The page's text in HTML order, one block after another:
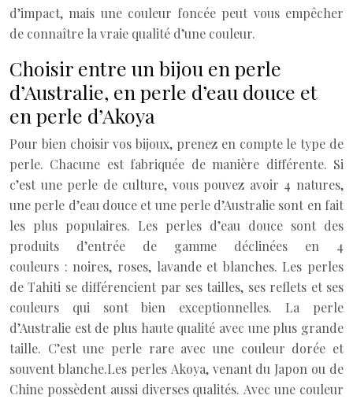
d’impact, mais une couleur foncée peut vous empêcher
de connaître la vraie qualité d’une couleur.
Choisir entre un bijou en perle
d’Australie, en perle d’eau douce et
en perle d’Akoya
Pour bien choisir vos bijoux, prenez en compte le type de
perle. Chacune est fabriquée de manière différente. Si
c’est une perle de culture, vous pouvez avoir 4 natures,
une perle d’eau douce et une perle d’Australie sont en fait
les plus populaires. Les perles d’eau douce sont des
produits d’entrée de gamme déclinées en 4
couleurs : noires, roses, lavande et blanches. Les perles
de Tahiti se différencient par ses tailles, ses reflets et ses
couleurs qui sont bien exceptionnelles. La perle
d’Australie est de plus haute qualité avec une plus grande
taille. C’est une perle rare avec une couleur dorée et
souvent blanche.Les perles Akoya, venant du Japon ou de
Chine possèdent aussi diverses qualités. Avec une couleur